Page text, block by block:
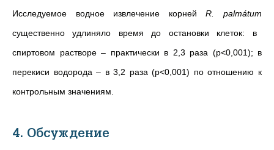
Исследуемое водное извлечение корнейR. palmátum
существенно удлиняло время до остановки клеток: в
спиртовом растворе – практически в 2,3 раза (р<0,001); в
перекиси водорода – в 3,2 раза (р<0,001) по отношению к
контрольным значениям.
4. Обсуждение